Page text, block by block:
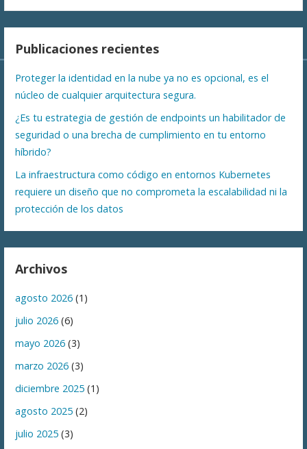
Publicaciones recientes
Proteger la identidad en la nube ya no es opcional, es el
núcleo de cualquier arquitectura segura.
¿Es tu estrategia de gestión de endpoints un habilitador de
seguridad o una brecha de cumplimiento en tu entorno
híbrido?
La infraestructura como código en entornos Kubernetes
requiere un diseño que no comprometa la escalabilidad ni la
protección de los datos
Archivos
agosto 2026 (1)
julio 2026 (6)
mayo 2026 (3)
marzo 2026 (3)
diciembre 2025 (1)
agosto 2025 (2)
julio 2025 (3)